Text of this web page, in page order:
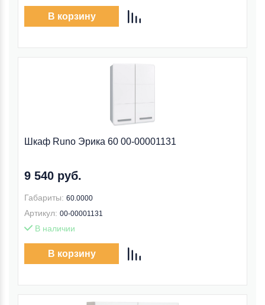
В корзину
Шкаф Runo Эрика 60 00-00001131
9 540 руб.
Габариты: 60.0000
Артикул: 00-00001131
В наличии
В корзину